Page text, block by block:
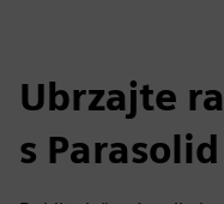
Ubrzajte
s